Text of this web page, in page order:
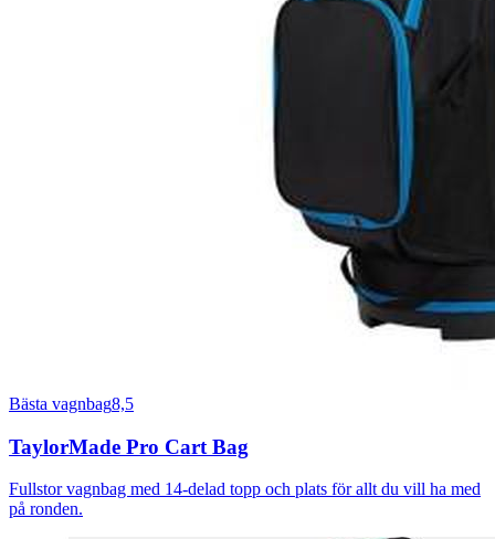
Bästa vagnbag8,5
TaylorMade Pro Cart Bag
Fullstor vagnbag med 14-delad topp och plats för allt du vill ha med
på ronden.